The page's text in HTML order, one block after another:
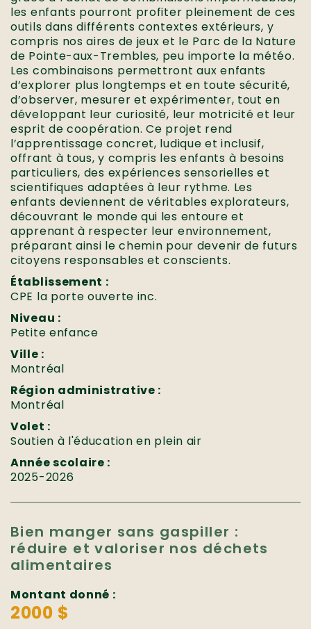
les enfants pourront profiter pleinement de ces
outils dans différents contextes extérieurs, y
compris nos aires de jeux et le Parc de la Nature
de Pointe-aux-Trembles, peu importe la météo.
Les combinaisons permettront aux enfants
d’explorer plus longtemps et en toute sécurité,
d’observer, mesurer et expérimenter, tout en
développant leur curiosité, leur motricité et leur
esprit de coopération. Ce projet rend
l’apprentissage concret, ludique et inclusif,
offrant à tous, y compris les enfants à besoins
particuliers, des expériences sensorielles et
scientifiques adaptées à leur rythme. Les
enfants deviennent de véritables explorateurs,
découvrant le monde qui les entoure et
apprenant à respecter leur environnement,
préparant ainsi le chemin pour devenir de futurs
citoyens responsables et conscients.
Établissement :
CPE la porte ouverte inc.
Niveau :
Petite enfance
Ville :
Montréal
Région administrative :
Montréal
Volet :
Soutien à l'éducation en plein air
Année scolaire :
2025-2026
Bien manger sans gaspiller :
réduire et valoriser nos déchets
alimentaires
Montant donné :
2000 $